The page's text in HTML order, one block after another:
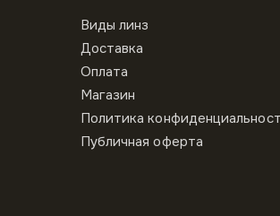
Виды линз
Доставка
Оплата
Магазин
Политика
Публичная оферта